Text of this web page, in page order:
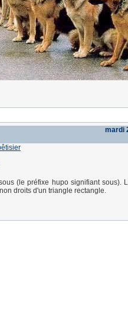
mardi
(le préfixe hupo signifiant sous).
droits d'un triangle rectangle.